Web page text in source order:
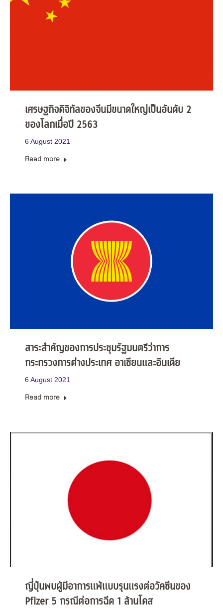
เศรษฐกิจดิจิทัลของจีนมีขนาดใหญ่เป็นอันดับ 2
ของโลกเมื่อปี 2563
6 August 2021
Read more
สาระสำคัญของการประชุมรัฐมนตรีว่าการ
กระทรวงการต่างประเทศ อาเซียนและอินเดีย
6 August 2021
Read more
ญี่ปุ่นพบผู้มีอาการแพ้แบบรุนแรงต่อวัคซีนของ
Pfizer 5 กรณีต่อการฉีด 1 ล้านโดส